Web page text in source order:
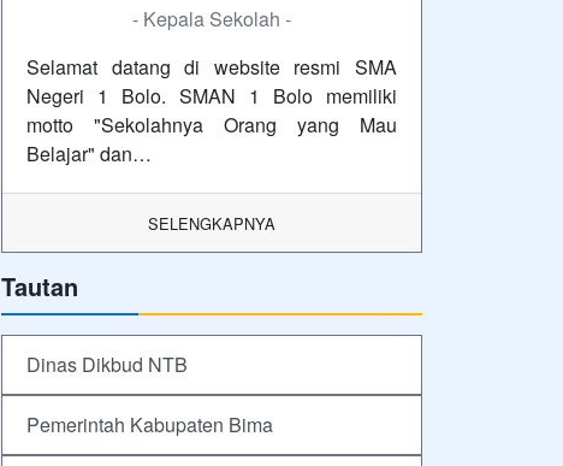
- Kepala Sekolah -
Selamat datang di website resmi SMA
Negeri 1 Bolo. SMAN 1 Bolo memiliki
motto "Sekolahnya Orang yang Mau
Belajar" dan…
SELENGKAPNYA
Tautan
Dinas Dikbud NTB
Pemerintah Kabupaten Bima